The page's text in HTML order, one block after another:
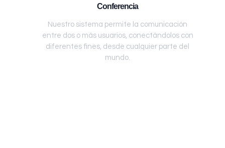
Conferencia
Nuestro sistema permite la comunicación
entre dos o más usuarios, conectándolos con
diferentes fines, desde cualquier parte del
mundo.